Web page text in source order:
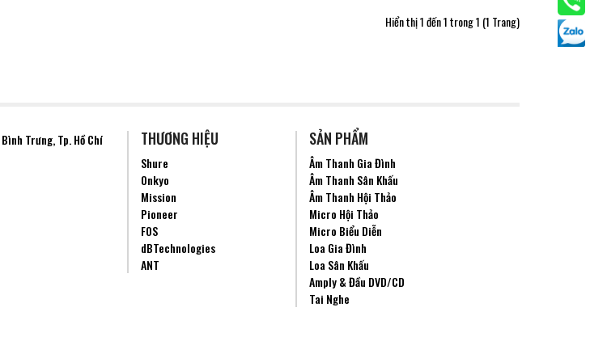
Hiển thị 1 đến 1 trong 1 (1 Trang)
Bình Trưng, Tp. Hồ Chí
THƯƠNG HIỆU
Shure
Onkyo
Mission
Pioneer
FOS
dBTechnologies
ANT
SẢN PHẨM
Âm Thanh Gia Đình
Âm Thanh Sân Khấu
Âm Thanh Hội Thảo
Micro Hội Thảo
Micro Biểu Diễn
Loa Gia Đình
Loa Sân Khấu
Amply & Đầu DVD/CD
Tai Nghe